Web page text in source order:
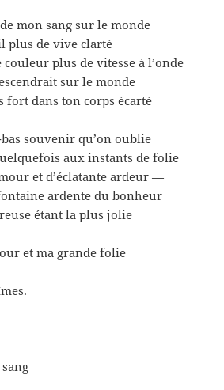
mon sang sur le monde
plus de vive clarté
plus de vitesse à l’onde
sur le monde
fort dans ton corps écarté
souvenir qu’on oublie
aux instants de folie
et d’éclatante ardeur —
ardente du bonheur
étant la plus jolie
et ma grande folie